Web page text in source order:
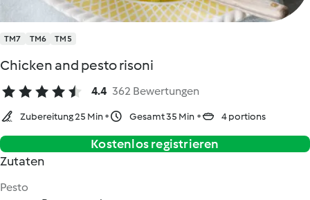
TM7 TM6 TM5
Chicken and pesto risoni
4.4 362 Bewertungen
Zubereitung 25 Min Gesamt 35 Min 4 portions
Kostenlos registrieren
Zutaten
Pesto